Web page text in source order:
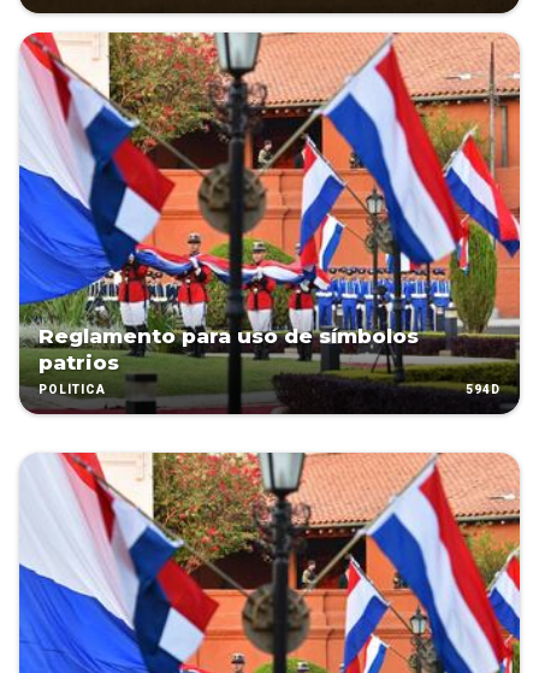
Reglamento para uso de símbolos
patrios
POLÍTICA 594D